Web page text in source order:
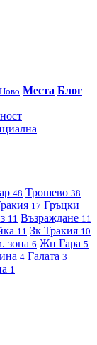
Ново Места Блог
48 Трошево 38
17 Гръцки
11 Възраждане 11
11 Зк Тракия 10
зона 6 Жп Гара 5
4 Галата 3
1